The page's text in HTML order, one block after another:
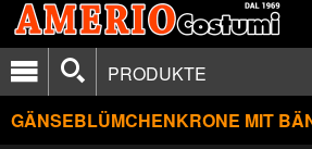
PRODUKTE
GÄNSEBLÜMCHENKRONE MIT